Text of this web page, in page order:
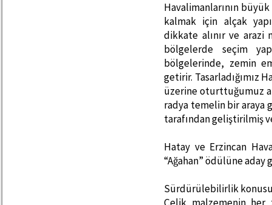
Havalimanlarının
kalmak için alçak
dikkate alınır ve
bölgelerde seçim
bölgelerinde, zemin
getirir. Tasarladığımız
üzerine oturttuğumuz
radya temelin bir araya
tarafından geliştirilmiş
Hatay ve Erzincan
“Ağahan” ödülüne aday
Sürdürülebilirlik